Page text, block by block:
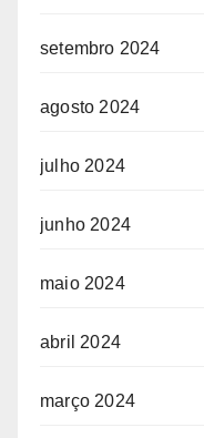
setembro 2024
agosto 2024
julho 2024
junho 2024
maio 2024
abril 2024
março 2024